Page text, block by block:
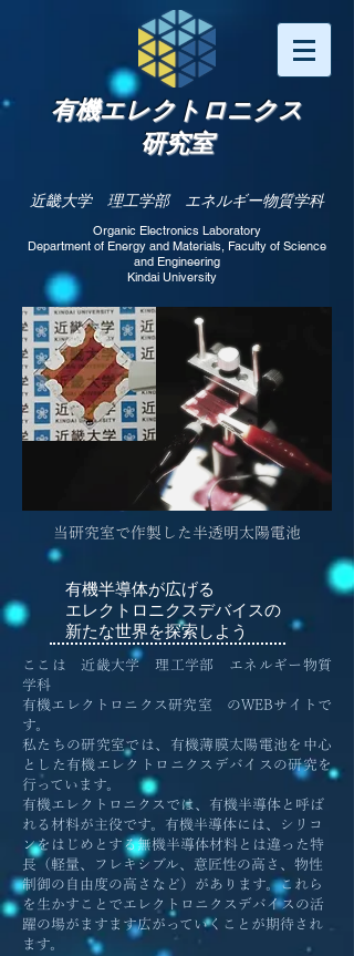
有機エレクトロニクス
研究室
近畿大学 理工学部 エネルギー物質学科
Organic Electronics Laboratory
Department of Energy and Materials, Faculty of Science
and Engineering​
Kindai University
当研究室で作製した半透明太陽電池
有機半導体が広げる
エレクトロニクスデバイスの
新たな世界を探索しよう
ここは近畿大学 理工学部 エネルギー物質
学科
有機エレクトロニクス研究室 のWEBサイトで
す。
私たちの研究室では、有機薄膜太陽電池を中心
とした 有機エレクトロニクスデバイスの研究を
行っています。
有機エレクトロニクスでは、有機半導体と呼ば
れる材料が主役です。有機半導体には、シリコ
ンをはじめとする無機半導体材料とは違った特
長（軽量、フレキシブル、意匠性の高さ、物性
制御の自由度の高さなど）があります。これら
を生かすことでエレクトロニクスデバイスの活
躍の場がますます広がっていくことが期待され
ます。